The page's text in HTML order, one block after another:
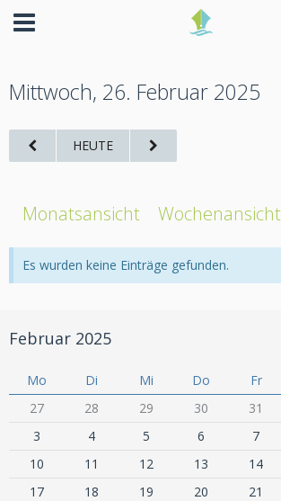
Mittwoch, 26. Februar 2025
HEUTE
Monatsansicht Wochenansicht
Es wurden keine Einträge gefunden.
Februar 2025
Mo Di Mi Do Fr
27
28 29 30 31
3
4 5 6 7
10
11 12 13 14
17
18 19 20 21